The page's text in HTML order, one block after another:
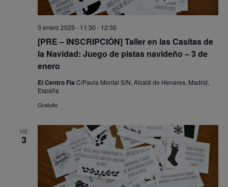
[PRE – INSCRIPCIÓN] Taller en las Casitas de
la Navidad: Juego de pistas navideño – 3 de
enero
3 enero 2025 - 11:30 - 12:30
El Centro Fia C/Paula Montal S/N, Alcalá de Henares, Madrid,
España
Gratuito
VIE
3